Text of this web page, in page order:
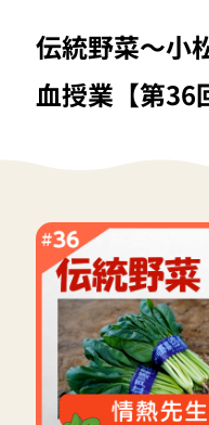
伝統野菜〜小
血授業【第36